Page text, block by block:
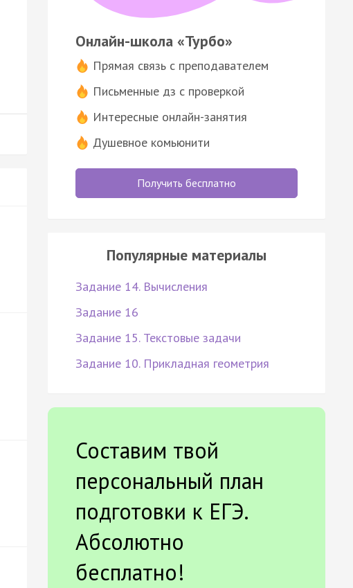
Онлайн-школа «Турбо»
Прямая связь с преподавателем
Письменные дз с проверкой
Интересные онлайн-занятия
Душевное комьюнити
Получить бесплатно
Популярные материалы
Задание 14. Вычисления
Задание 16
Задание 15. Текстовые задачи
Задание 10. Прикладная геометрия
Составим твой
персональный план
подготовки к ЕГЭ.
Абсолютно
бесплатно!